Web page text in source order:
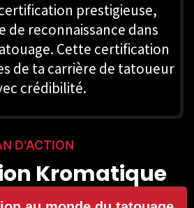
prestigieuse,
de reconnaissance dans
Cette certification
de ta carrière de tatoueur
crédibilité.
D'ACTION
Kromatique